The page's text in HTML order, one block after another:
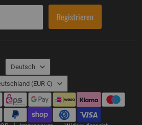
Registrieren
Sprache
Deutsch
(EUR €)